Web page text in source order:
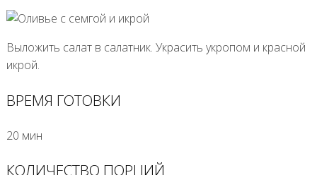
Выложить салат в салатник. Украсить укропом и красной
икрой.
ВРЕМЯ ГОТОВКИ
20 мин
КОЛИЧЕСТВО ПОРЦИЙ